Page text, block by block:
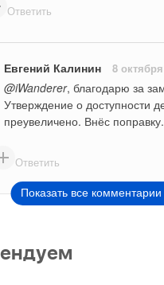
Ответить
Евгений Калинин 8
@iWanderer, благодарю за
Утверждение о доступности
преувеличено. Внёс поправку.
Ответить
Показать все